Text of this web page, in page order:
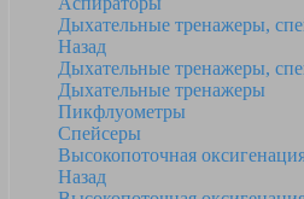
Дыхательные тренажеры,
Назад
Дыхательные тренажеры,
Дыхательные тренажеры
Пикфлуометры
Спейсеры
Высокопоточная
Назад